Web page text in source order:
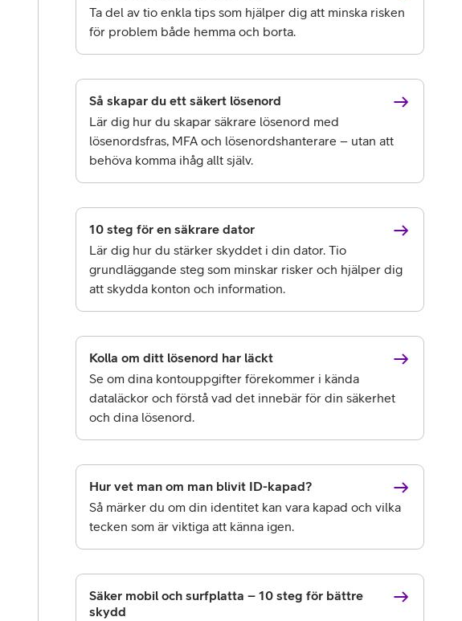
Ta del av tio enkla tips som hjälper dig att minska risken
för problem både hemma och borta.
Så skapar du ett säkert lösenord
Lär dig hur du skapar säkrare lösenord med
lösenordsfras, MFA och lösenordshanterare – utan att
behöva komma ihåg allt själv.
10 steg för en säkrare dator
Lär dig hur du stärker skyddet i din dator. Tio
grundläggande steg som minskar risker och hjälper dig
att skydda konton och information.
Kolla om ditt lösenord har läckt
Se om dina kontouppgifter förekommer i kända
dataläckor och förstå vad det innebär för din säkerhet
och dina lösenord.
Hur vet man om man blivit ID-kapad?
Så märker du om din identitet kan vara kapad och vilka
tecken som är viktiga att känna igen.
Säker mobil och surfplatta – 10 steg för bättre
skydd